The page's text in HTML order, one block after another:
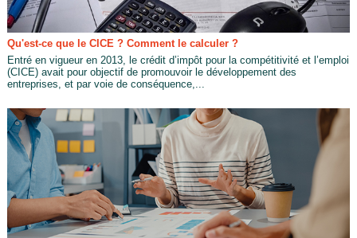
Qu'est-ce que le CICE ? Comment le calculer ?
Entré en vigueur en 2013, le crédit d’impôt pour la compétitivité et l’emploi
(CICE) avait pour objectif de promouvoir le développement des
entreprises, et par voie de conséquence,...